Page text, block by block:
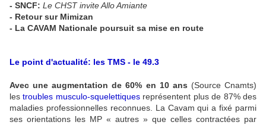
- SNCF: Le CHST invite Allo Amiante
- Retour sur Mimizan
- La CAVAM Nationale poursuit sa mise en route
Le point d'actualité: les TMS - le 49.3
Avec une augmentation de 60% en 10 ans (Source Cnamts)
les troubles musculo-squelettiques représentent plus de 87% des
maladies professionnelles reconnues. La Cavam qui a fixé parmi
ses orientations les MP « autres » que celles contractées par